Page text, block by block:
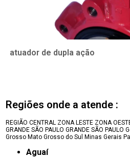
atuador de dupla ação
Regiões onde a atende :
REGIÃO CENTRAL ZONA LESTE ZONA
GRANDE SÃO PAULO GRANDE SÃO PAULO
Grosso Mato Grosso do Sul Minas Gerais
Aguaí